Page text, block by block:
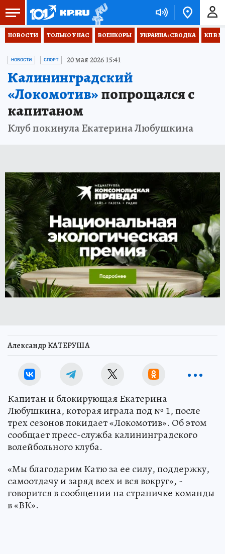
НОВОСТИ ТОЛЬКО У НАС ВОЕНКОРЫ УКРАИНА: СВОДКА КП В
НОВОСТИ СПОРТ 20 мая 2026 15:41
Калининградский
«Локомотив»попрощался с
капитаном
Клуб покинула Екатерина Любушкина
Александр КАТЕРУША
Капитан и блокирующая Екатерина
Любушкина, которая играла под № 1, после
трех сезонов покидает «Локомотив». Об этом
сообщает пресс-служба калининградского
волейбольного клуба.
«Мы благодарим Катю за ее силу, поддержку,
самоотдачу и заряд всех и вся вокруг», -
говорится в сообщении на страничке команды
в «ВК».